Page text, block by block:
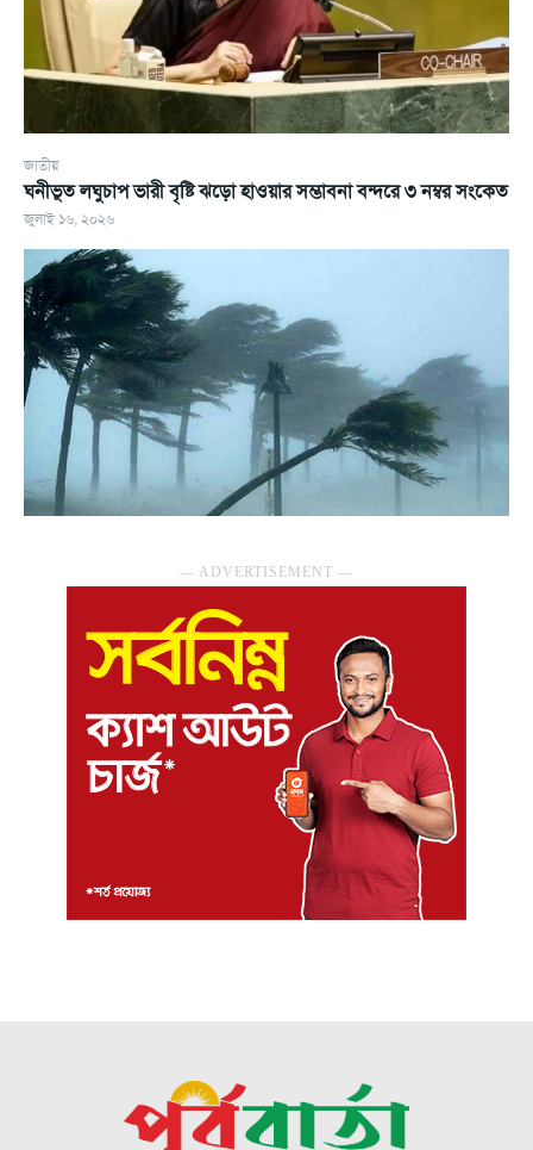
জাতীয়
ঘনীভূত লঘুচাপ ভারী বৃষ্টি ঝড়ো হাওয়ার সম্ভাবনা বন্দরে ৩ নম্বর সংকেত
জুলাই ১৬, ২০২৬
― ADVERTISEMENT ―